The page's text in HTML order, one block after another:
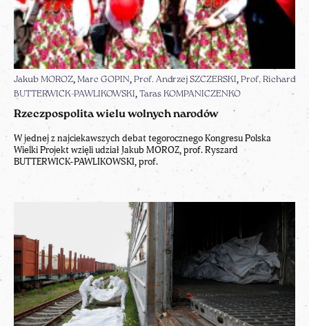
Jakub MOROZ Marc GOPIN Prof. Andrzej SZCZERSKI Prof. Richard
BUTTERWICK-PAWLIKOWSKI Taras KOMPANICZENKO
Rzeczpospolita wielu wolnych narodów
W jednej z najciekawszych debat tegorocznego Kongresu Polska
Wielki Projekt wzięli udział Jakub MOROZ, prof. Ryszard
BUTTERWICK-PAWLIKOWSKI, prof.